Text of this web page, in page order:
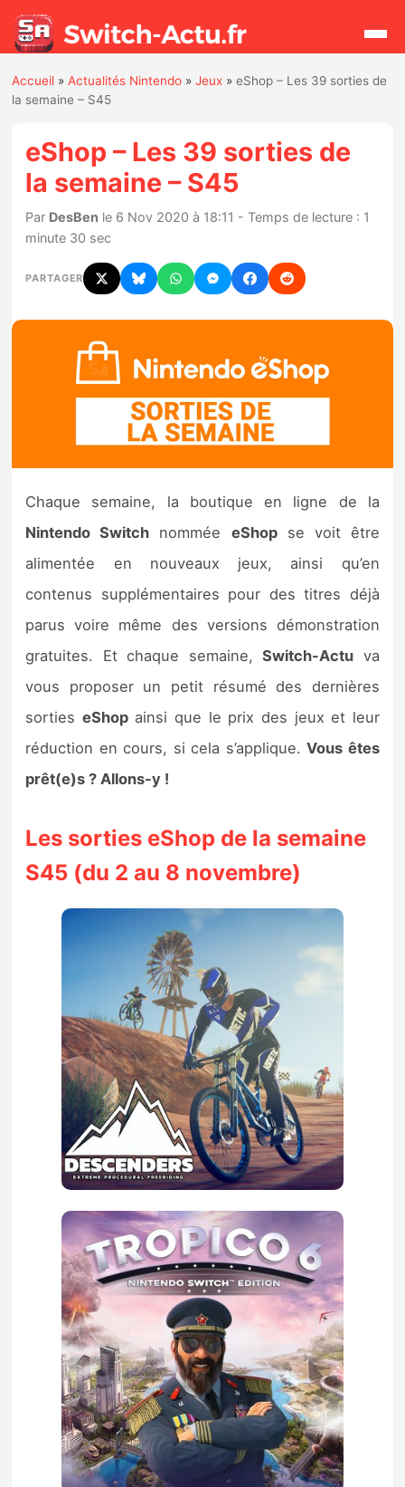
Actualités
Jeux
Hardware
Chiffres de ventes
Rumeurs
Nintendo Direct
Tests et previews
Tests de jeux
Tests d’accessoires
Autres tests
Précommandes
Précommandes jeux Switch 2
Sorties de jeux
Bons plans
Guides
Accueil »Actualités Nintendo »Jeux »eShop – Les 39 sorties de
la semaine – S45
eShop – Les 39 sorties de
la semaine – S45
Par DesBen le 6 Nov 2020 à 18:11 - Temps de lecture : 1
minute 30 sec
PARTAGER
Chaque semaine, la boutique en ligne de la
Nintendo Switch nommée eShopse voit être
alimentée en nouveaux jeux, ainsi qu’en
contenus supplémentaires pour des titres déjà
parus voire même des versions démonstration
gratuites. Et chaque semaine,Switch-Actu va
vous proposer un petit résumé des dernières
sorties eShopainsi que le prix des jeux et leur
réduction en cours, si cela s’applique.Vous êtes
prêt(e)s ? Allons-y !
Les sorties eShop de la semaine
S45 (du 2 au 8 novembre)